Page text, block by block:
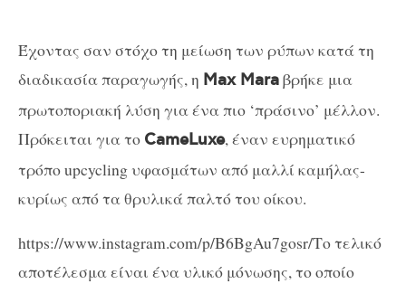
Έχοντας σαν στόχο τη μείωση των ρύπων κατά τη
διαδικασία παραγωγής, η Max Maraβρήκε μια
πρωτοποριακή λύση για ένα πιο ‘πράσινο’ μέλλον.
Πρόκειται για το CameLuxe, έναν ευρηματικό
τρόπο upcycling υφασμάτων από μαλλί καμήλας-
κυρίως από τα θρυλικά παλτό του οίκου.
https://www.instagram.com/p/B6BgAu7gosr/Το τελικό
αποτέλεσμα είναι ένα υλικό μόνωσης, το οποίο